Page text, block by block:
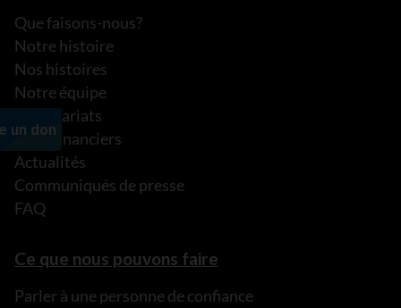
Que faisons-nous?
Notre histoire
Nos histoires
Notre équipe
Partenariats
États financiers
Actualités
Communiqués de presse
FAQ
Ce que nous pouvons faire
Parler à une personne de confiance